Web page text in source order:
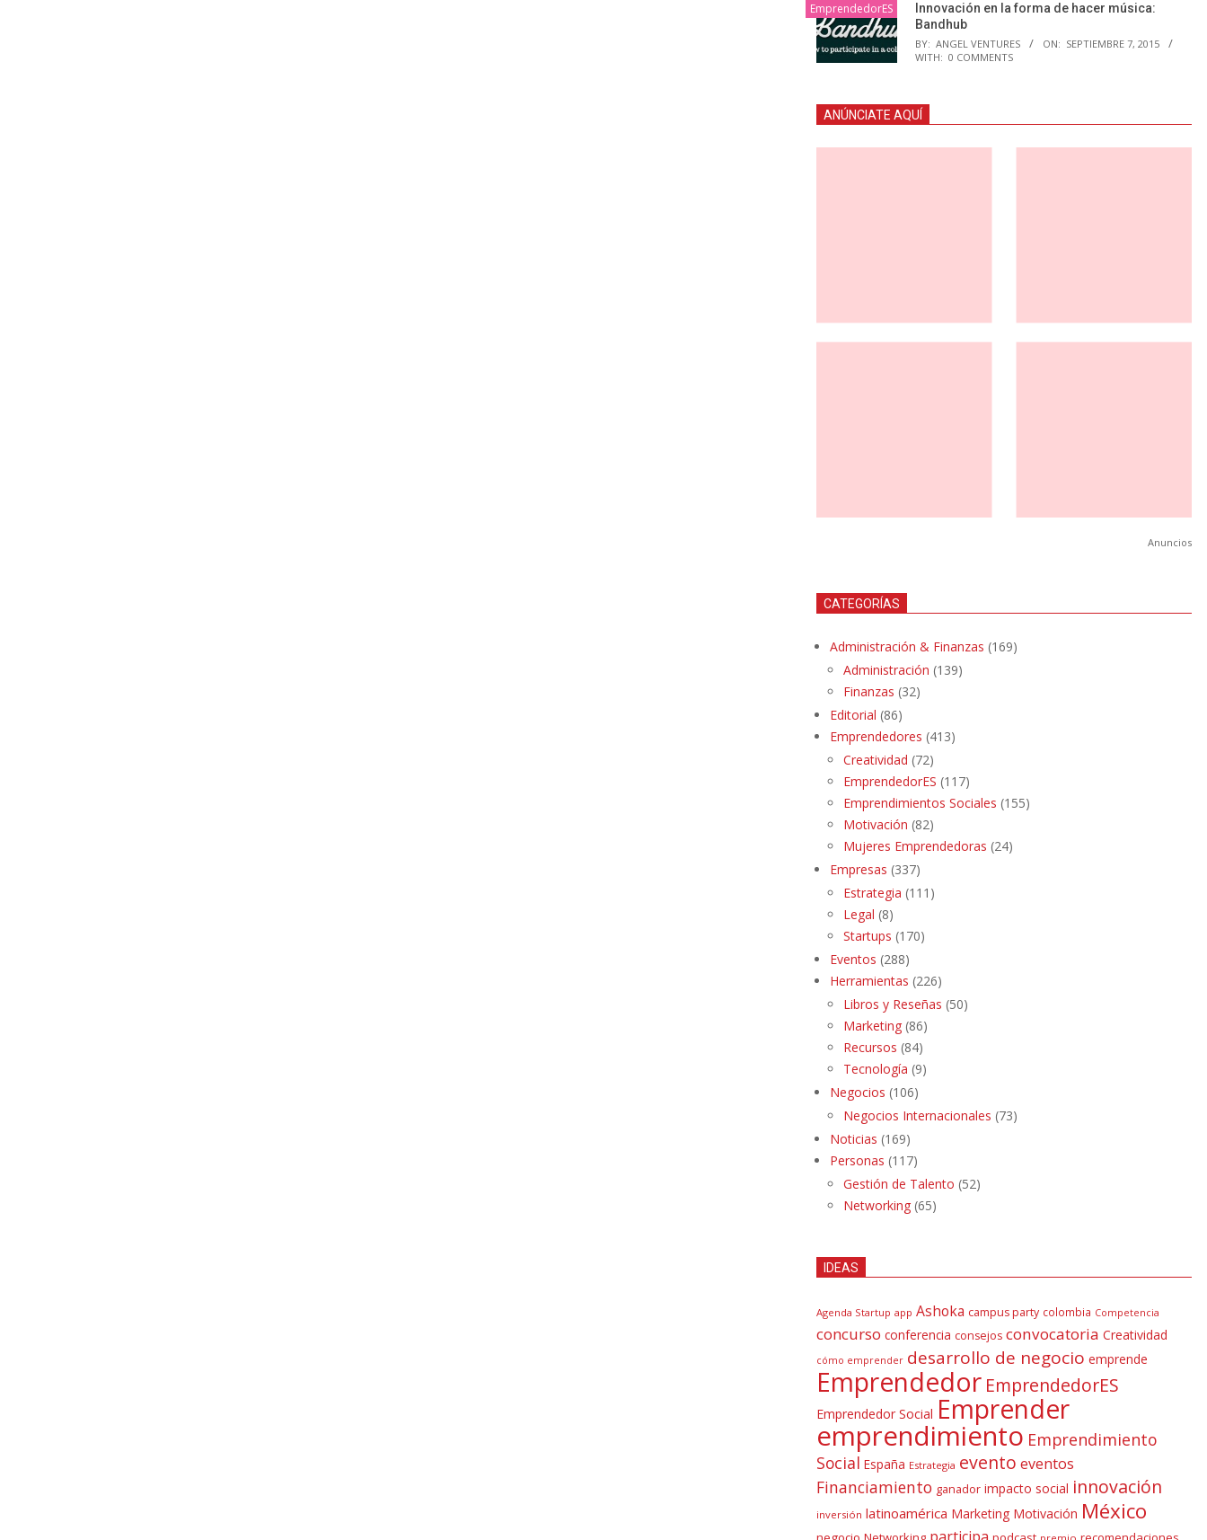
EmprendedorES
Innovación en la forma de hacer música:
Bandhub
BY: ANGEL VENTURES ON: SEPTIEMBRE 7, 2015
WITH: 0 COMMENTS
ANÚNCIATE AQUÍ
Anuncios
CATEGORÍAS
Administración & Finanzas (169)
Administración (139)
Finanzas (32)
Editorial (86)
Emprendedores (413)
Creatividad (72)
EmprendedorES (117)
Emprendimientos Sociales (155)
Motivación (82)
Mujeres Emprendedoras (24)
Empresas (337)
Estrategia (111)
Legal (8)
Startups (170)
Eventos (288)
Herramientas (226)
Libros y Reseñas (50)
Marketing (86)
Recursos (84)
Tecnología (9)
Negocios (106)
Negocios Internacionales (73)
Noticias (169)
Personas (117)
Gestión de Talento (52)
Networking (65)
IDEAS
Agenda Startup app Ashoka campus party colombia Competencia
concurso conferencia consejos convocatoria Creatividad
cómo emprender desarrollo de negocio emprende
Emprendedor EmprendedorES
Emprendedor Social Emprender
emprendimiento Emprendimiento
Social España Estrategia evento eventos
Financiamiento ganador impacto social innovación
inversión latinoamérica Marketing Motivación México